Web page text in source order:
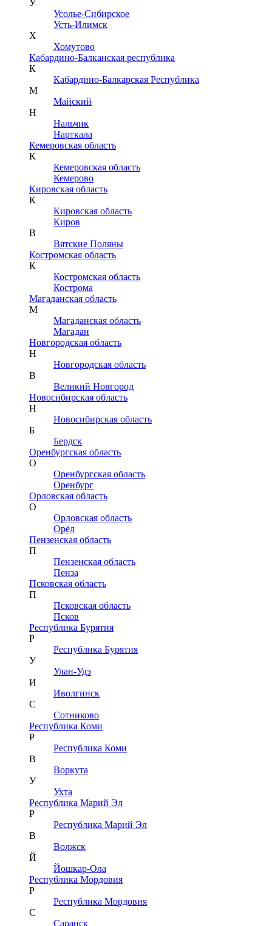
У
Усолье-Сибирское
Усть-Илимск
Х
Хомутово
Кабардино-Балканская республика
К
Кабардино-Балкарская Республика
М
Майский
Н
Нальчик
Нарткала
Кемеровская область
К
Кемеровская область
Кемерово
Кировская область
К
Кировская область
Киров
В
Вятские Поляны
Костромская область
К
Костромская область
Кострома
Магаданская область
М
Магаданская область
Магадан
Новгородская область
Н
Новгородская область
В
Великий Новгород
Новосибирская область
Н
Новосибирская область
Б
Бердск
Оренбургская область
О
Оренбургская область
Оренбург
Орловская область
О
Орловская область
Орёл
Пензенская область
П
Пензенская область
Пенза
Псковская область
П
Псковская область
Псков
Республика Бурятия
Р
Республика Бурятия
У
Улан-Удэ
И
Иволгинск
С
Сотниково
Республика Коми
Р
Республика Коми
В
Воркута
У
Ухта
Республика Марий Эл
Р
Республика Марий Эл
В
Волжск
Й
Йошкар-Ола
Республика Мордовия
Р
Республика Мордовия
С
Саранск